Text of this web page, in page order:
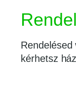
kérhetsz